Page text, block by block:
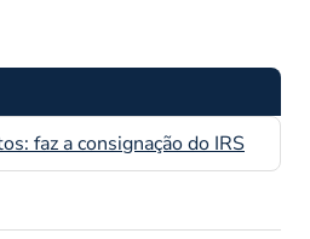
faz a consignação do IRS